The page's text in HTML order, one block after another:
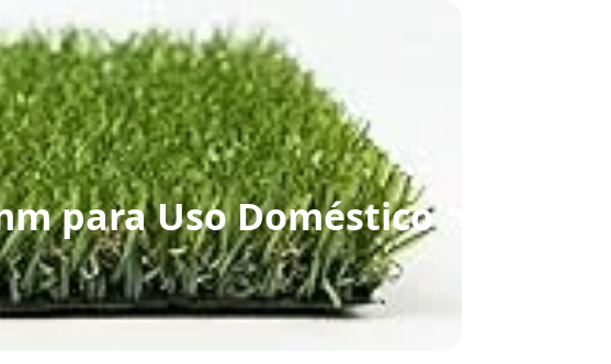
para Uso Doméstico